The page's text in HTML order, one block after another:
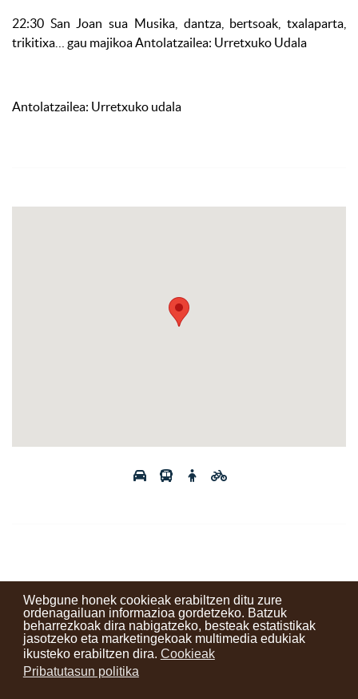
Webgune honek cookieak erabiltzen ditu zure
ordenagailuan informazioa gordetzeko. Batzuk
beharrezkoak dira nabigatzeko, besteak estatistikak
jasotzeko eta marketingekoak multimedia edukiak
ikusteko erabiltzen dira. Cookieak
Pribatutasun politika
22:30 San Joan sua Musika, dantza, bertsoak, txalaparta,
trikitixa… gau majikoa Antolatzailea: Urretxuko Udala
Antolatzailea: Urretxuko udala
Kontaktuak Erabilera baldintzak Lege oharra
Berriak
Zure iritzia